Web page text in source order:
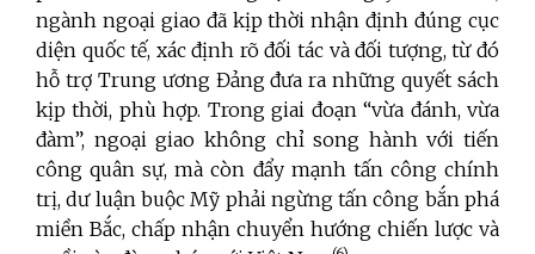
ngành ngoại giao đã kịp thời nhận định đúng cục
diện quốc tế, xác định rõ đối tác và đối tượng, từ đó
hỗ trợ Trung ương Đảng đưa ra những quyết sách
kịp thời, phù hợp. Trong giai đoạn “vừa đánh, vừa
đàm”, ngoại giao không chỉ song hành với tiến
công quân sự, mà còn đẩy mạnh tấn công chính
trị, dư luận buộc Mỹ phải ngừng tấn công bắn phá
miền Bắc, chấp nhận chuyển hướng chiến lược và